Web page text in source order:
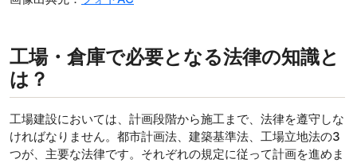
工場・倉庫で必要となる法律の知識と
は？
工場建設においては、計画段階から施工まで、法律を遵守しな
ければなりません。都市計画法、建築基準法、工場立地法の3
つが、主要な法律です。それぞれの規定に従って計画を進めま